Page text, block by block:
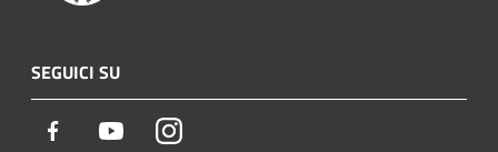
SEGUICI SU
Facebook YoutubeInstagram